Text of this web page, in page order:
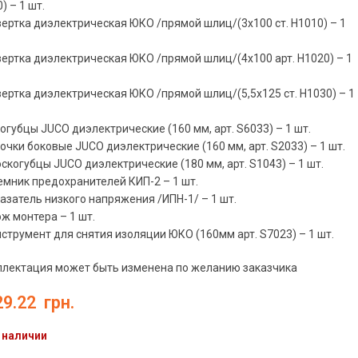
– 1 шт.
диэлектрическая ЮКО /прямой шлиц/(3х100 ст. H1010) – 1
диэлектрическая ЮКО /прямой шлиц/(4х100 арт. H1020) – 1
диэлектрическая ЮКО /прямой шлиц/(5,5х125 ст. H1030) – 1
JUCO диэлектрические (160 мм, арт. S6033) – 1 шт.
боковые JUCO диэлектрические (160 мм, арт. S2033) – 1 шт.
JUCO диэлектрические (180 мм, арт. S1043) – 1 шт.
предохранителей КИП-2 – 1 шт.
низкого напряжения /ИПН-1/ – 1 шт.
монтера – 1 шт.
для снятия изоляции ЮКО (160мм арт. S7023) – 1 шт.
может быть изменена по желанию заказчика
грн.